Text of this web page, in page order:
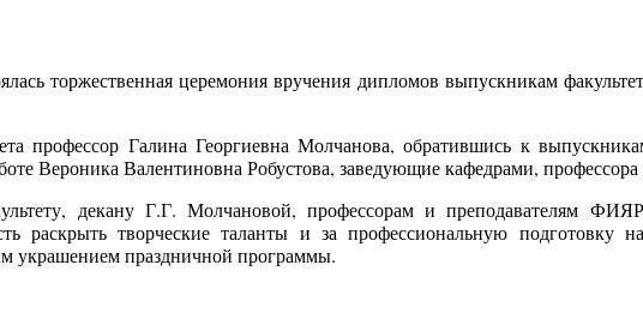
торжественная церемония вручения дипломов выпускникам
профессор Галина Георгиевна Молчанова, обратившись к
Вероника Валентиновна Робустова, заведующие кафедрами, профессора
декану Г.Г. Молчановой, профессорам и преподавателям
раскрыть творческие таланты и за профессиональную
украшением праздничной программы.